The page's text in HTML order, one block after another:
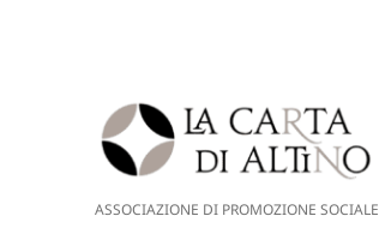
La Carta di Altino
ASSOCIAZIONE DI PROMOZIONE SOCIALE